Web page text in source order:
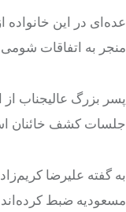
عده‌ای در این
منجر به اتفاقات
پسر بزرگ عالیجناب از
جلسات کشف خائنان
به گفته علیرضا
مسعودیه ضبط